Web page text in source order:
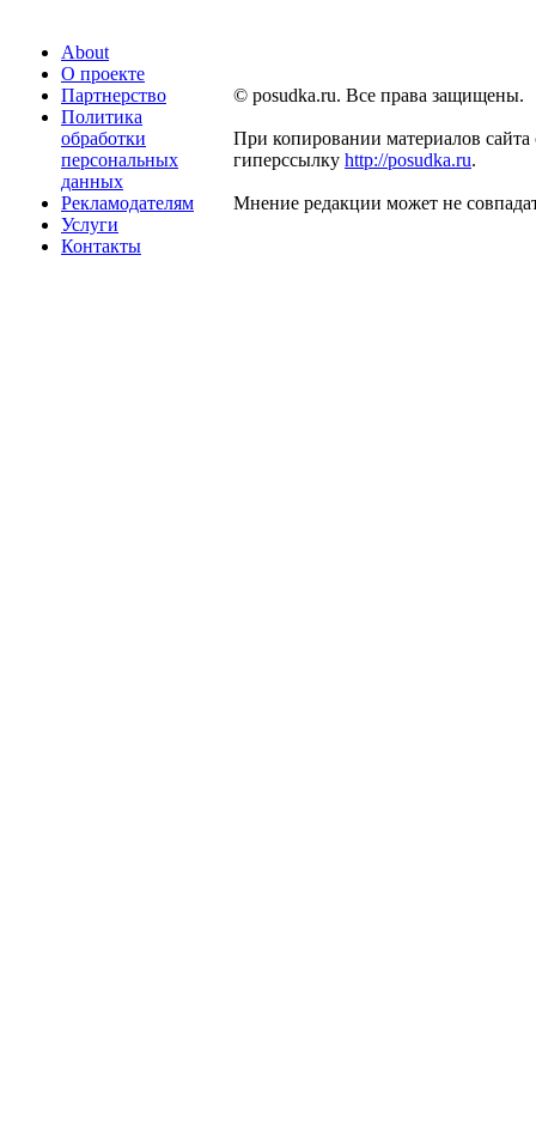
About
О проекте
Партнерство
Политика
обработки
персональных
данных
Рекламодателям
Услуги
Контакты
© posudka.ru. Все права защищены.
При копировании материалов сайта
гиперссылку http://posudka.ru.
Мнение редакции может не